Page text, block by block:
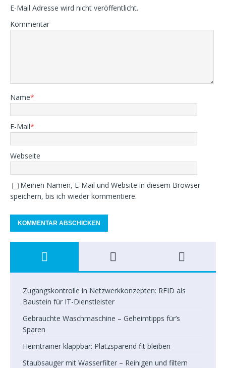
E-Mail Adresse wird nicht veröffentlicht.
Kommentar
Name*
E-Mail*
Webseite
Meinen Namen, E-Mail und Website in diesem Browser
speichern, bis ich wieder kommentiere.
Zugangskontrolle in Netzwerkkonzepten: RFID als
Baustein für IT-Dienstleister
Gebrauchte Waschmaschine – Geheimtipps für’s
Sparen
Heimtrainer klappbar: Platzsparend fit bleiben
Staubsauger mit Wasserfilter – Reinigen und filtern